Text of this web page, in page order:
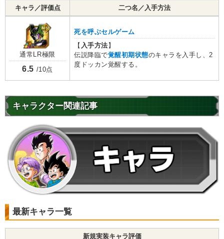
キャラ／評価点 二つ名／入手方法
通常LR極限
6.5 /10点
死を呼ぶセルゲーム
【 入手方法 】
伝説降臨で覚醒初期状態のキャラを入手し、2
度ドッカン覚醒する。
キャラクター関連記事
最新キャラ一覧
新規実装キャラ評価